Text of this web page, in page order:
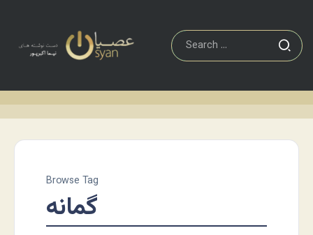
Browse Tag
گمانه